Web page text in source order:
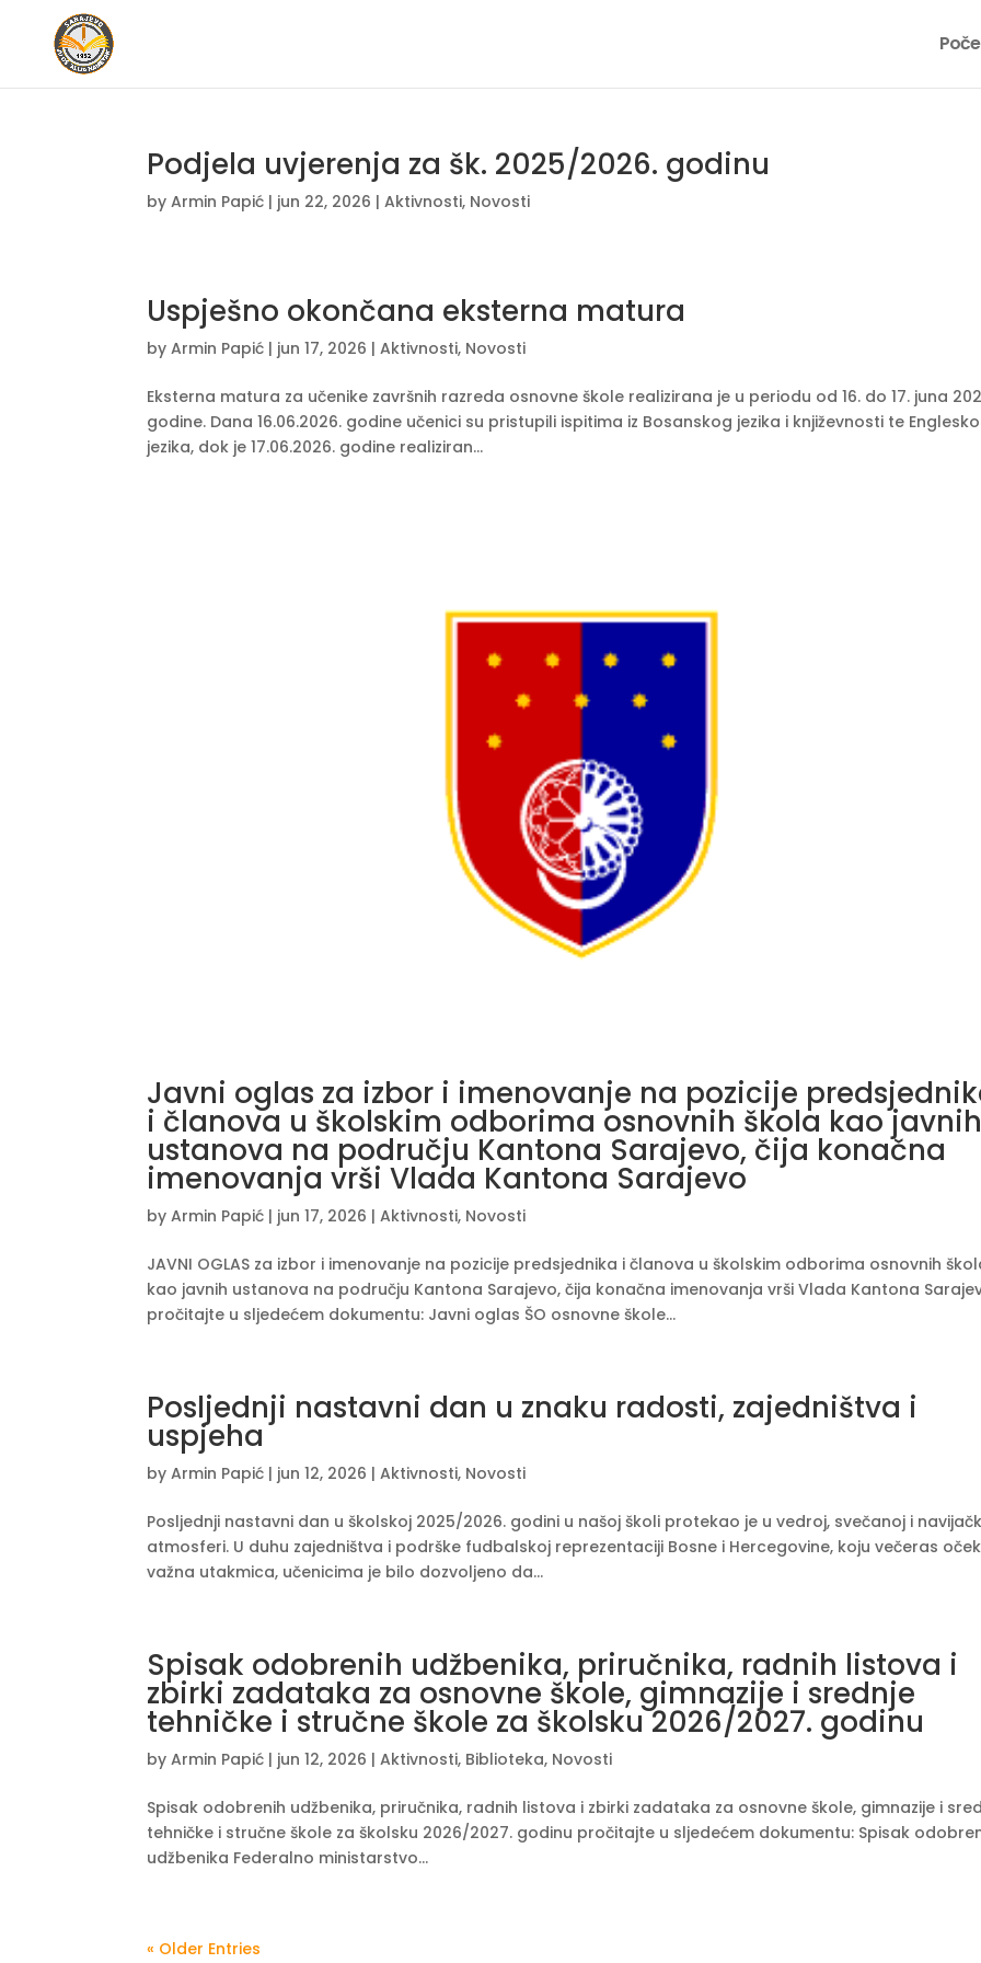
Podjela uvjerenja za šk. 2025/2026. godinu
byArmin Papić | jun 22, 2026 |Aktivnosti, Novosti
Uspješno okončana eksterna matura
byArmin Papić | jun 17, 2026 |Aktivnosti, Novosti
Eksterna matura za učenike završnih razreda osnovne škole realizirana je u periodu od 16. do 17. juna
godine. Dana 16.06.2026. godine učenici su pristupili ispitima iz Bosanskog jezika i književnosti te
jezika, dok je 17.06.2026. godine realiziran...
Javni oglas za izbor i imenovanje na pozicije
i članova u školskim odborima osnovnih škola kao javnih
ustanova na području Kantona Sarajevo, čija konačna
imenovanja vrši Vlada Kantona Sarajevo
byArmin Papić | jun 17, 2026 |Aktivnosti, Novosti
JAVNI OGLAS za izbor i imenovanje na pozicije predsjednika i članova u školskim odborima osnovnih
kao javnih ustanova na području Kantona Sarajevo, čija konačna imenovanja vrši Vlada Kantona
pročitajte u sljedećem dokumentu: Javni oglas ŠO osnovne škole...
Posljednji nastavni dan u znaku radosti, zajedništva i
uspjeha
byArmin Papić | jun 12, 2026 |Aktivnosti, Novosti
Posljednji nastavni dan u školskoj 2025/2026. godini u našoj školi protekao je u vedroj, svečanoj i
atmosferi. U duhu zajedništva i podrške fudbalskoj reprezentaciji Bosne i Hercegovine, koju večeras
važna utakmica, učenicima je bilo dozvoljeno da...
Spisak odobrenih udžbenika, priručnika, radnih listova i
zbirki zadataka za osnovne škole, gimnazije i srednje
tehničke i stručne škole za školsku 2026/2027. godinu
byArmin Papić | jun 12, 2026 |Aktivnosti, Biblioteka, Novosti
Spisak odobrenih udžbenika, priručnika, radnih listova i zbirki zadataka za osnovne škole, gimnazije i
tehničke i stručne škole za školsku 2026/2027. godinu pročitajte u sljedećem dokumentu: Spisak
udžbenika Federalno ministarstvo...
« Older Entries